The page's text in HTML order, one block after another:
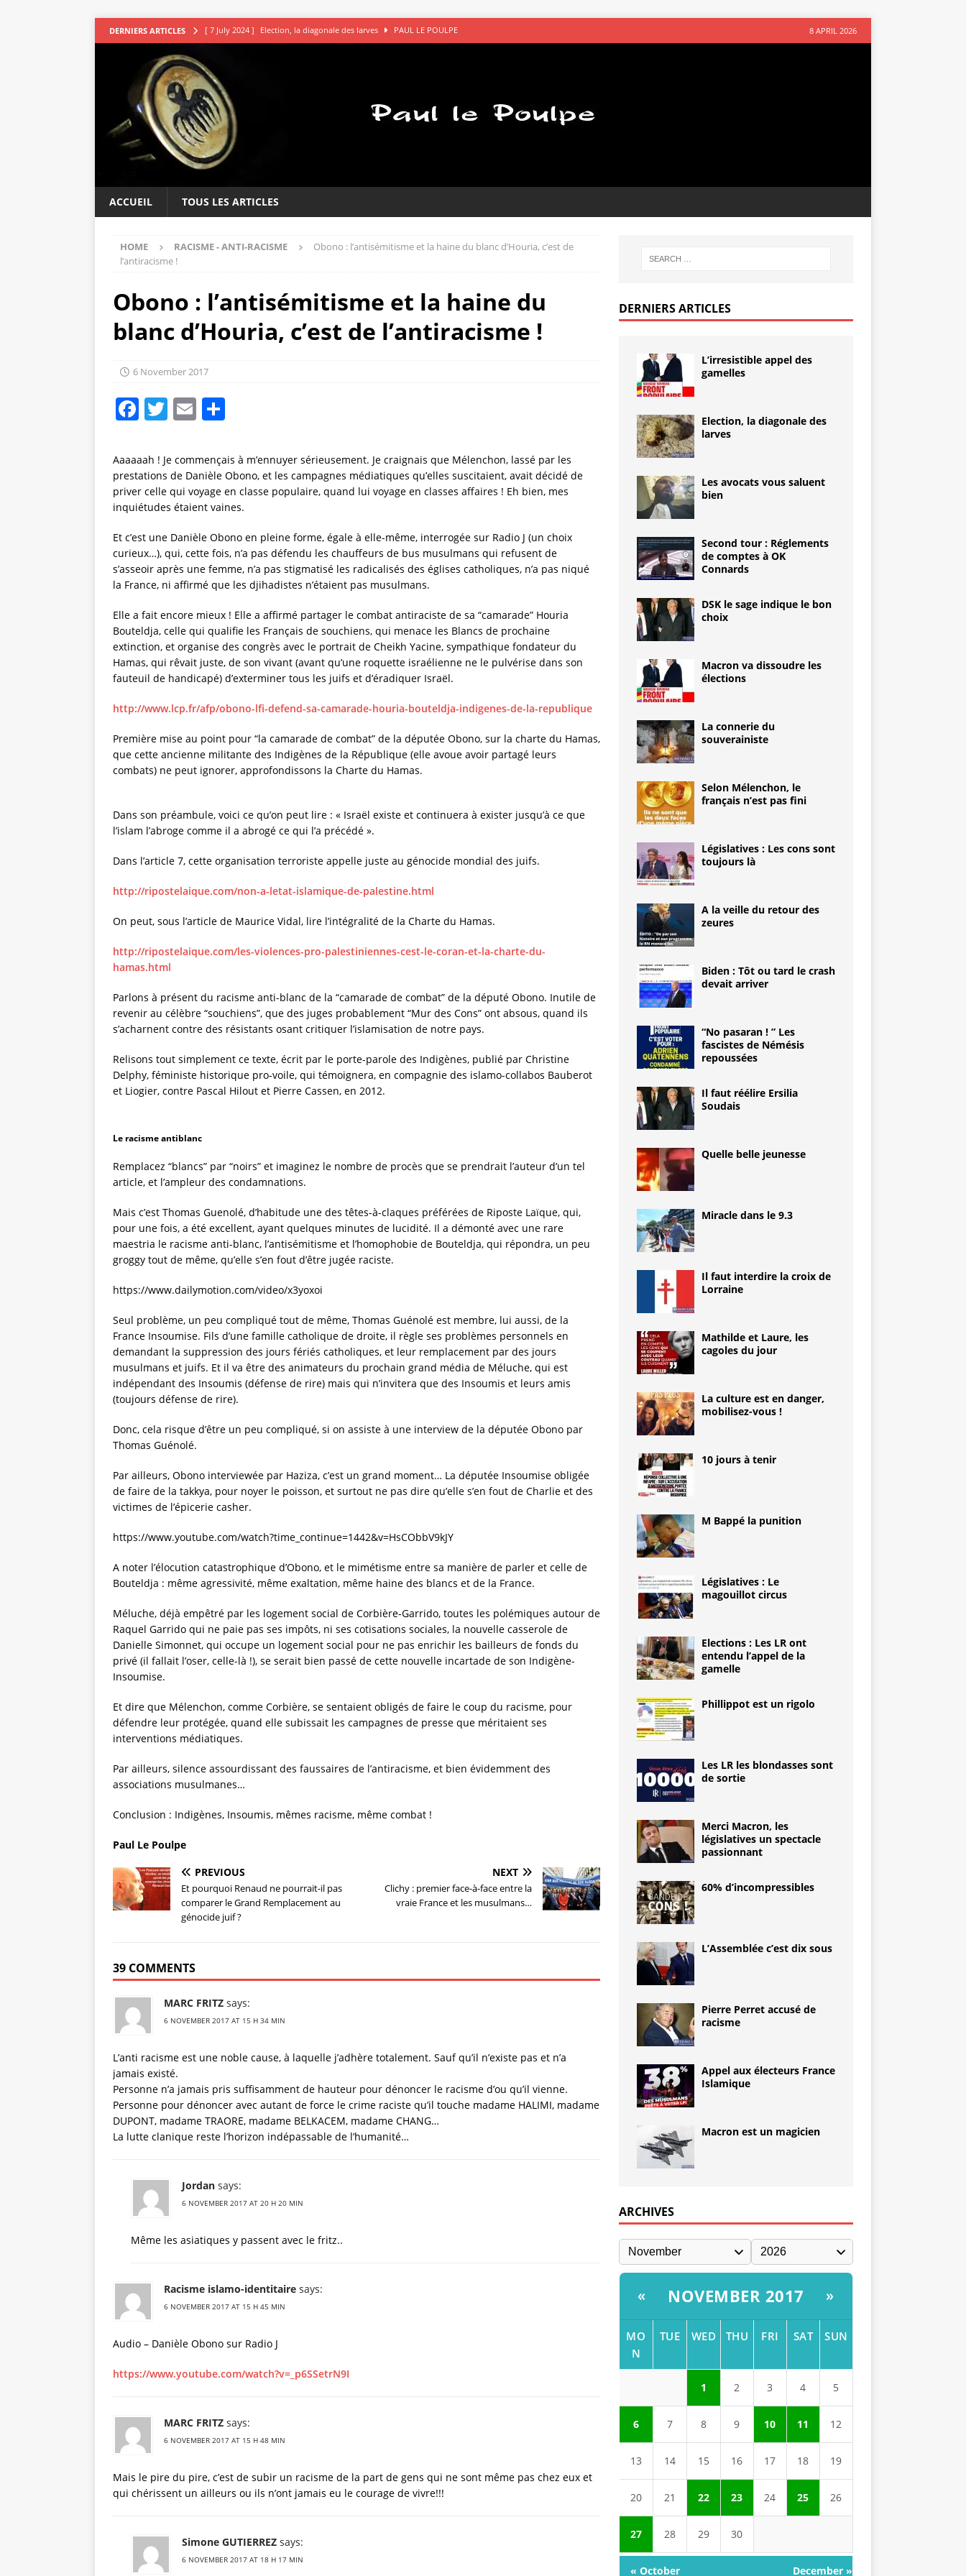
DERNIERS ARTICLES [ 7 July 2024 ] Election, la diagonale des larves PAUL LE POULPE
[ 5 July 2024 ]
[ 4 July 2024 ] DSK le sage indique le bon choix PAUL LE POULPE
[ 9 July 2024 ]
8 APRIL 2026
ACCUEIL TOUS LES ARTICLES
HOME RACISME - ANTI-RACISME
Obono : l’antisémitisme et la haine du blanc d’Houria, c’est de
l’antiracisme !
Obono : l’antisémitisme et la haine du
blanc d’Houria, c’est de l’antiracisme !
6 November 2017
F
c
e
b
o
k
T
it
te
r
E
ai
l
a
re
Aaaaaah ! Je commençais à m’ennuyer sérieusement. Je craignais que Mélenchon, lassé par les
prestations de Danièle Obono, et les campagnes médiatiques qu’elles suscitaient, avait décidé de
priver celle qui voyage en classe populaire, quand lui voyage en classes affaires ! Eh bien, mes
inquiétudes étaient vaines.
Et c’est une Danièle Obono en pleine forme, égale à elle-même, interrogée sur Radio J (un choix
curieux…), qui, cette fois, n’a pas défendu les chauffeurs de bus musulmans qui refusent de
s’asseoir après une femme, n’a pas stigmatisé les radicalisés des églises catholiques, n’a pas niqué
la France, ni affirmé que les djihadistes n’étaient pas musulmans.
Elle a fait encore mieux ! Elle a affirmé partager le combat antiraciste de sa “camarade” Houria
Bouteldja, celle qui qualifie les Français de souchiens, qui menace les Blancs de prochaine
extinction, et organise des congrès avec le portrait de Cheikh Yacine, sympathique fondateur du
Hamas, qui rêvait juste, de son vivant (avant qu’une roquette israélienne ne le pulvérise dans son
fauteuil de handicapé) d’exterminer tous les juifs et d’éradiquer Israël.
http://www.lcp.fr/afp/obono-lfi-defend-sa-camarade-houria-bouteldja-indigenes-de-la-republique
Première mise au point pour “la camarade de combat” de la députée Obono, sur la charte du Hamas,
que cette ancienne militante des Indigènes de la République (elle avoue avoir partagé leurs
combats) ne peut ignorer, approfondissons la Charte du Hamas.
Dans son préambule, voici ce qu’on peut lire : « Israël existe et continuera à exister jusqu’à ce que
l’islam l’abroge comme il a abrogé ce qui l’a précédé ».
Dans l’article 7, cette organisation terroriste appelle juste au génocide mondial des juifs.
http://ripostelaique.com/non-a-letat-islamique-de-palestine.html
On peut, sous l’article de Maurice Vidal, lire l’intégralité de la Charte du Hamas.
http://ripostelaique.com/les-violences-pro-palestiniennes-cest-le-coran-et-la-charte-du-
hamas.html
Parlons à présent du racisme anti-blanc de la “camarade de combat” de la député Obono. Inutile de
revenir au célèbre “souchiens”, que des juges probablement “Mur des Cons” ont absous, quand ils
s’acharnent contre des résistants osant critiquer l’islamisation de notre pays.
Relisons tout simplement ce texte, écrit par le porte-parole des Indigènes, publié par Christine
Delphy, féministe historique pro-voile, qui témoignera, en compagnie des islamo-collabos Bauberot
et Liogier, contre Pascal Hilout et Pierre Cassen, en 2012.
Le racisme antiblanc
Remplacez “blancs” par “noirs” et imaginez le nombre de procès que se prendrait l’auteur d’un tel
article, et l’ampleur des condamnations.
Mais c’est Thomas Guenolé, d’habitude une des têtes-à-claques préférées de Riposte Laïque, qui,
pour une fois, a été excellent, ayant quelques minutes de lucidité. Il a démonté avec une rare
maestria le racisme anti-blanc, l’antisémitisme et l’homophobie de Bouteldja, qui répondra, un peu
groggy tout de même, qu’elle s’en fout d’être jugée raciste.
https://www.dailymotion.com/video/x3yoxoi
Seul problème, un peu compliqué tout de même, Thomas Guénolé est membre, lui aussi, de la
France Insoumise. Fils d’une famille catholique de droite, il règle ses problèmes personnels en
demandant la suppression des jours fériés catholiques, et leur remplacement par des jours
musulmans et juifs. Et il va être des animateurs du prochain grand média de Méluche, qui est
indépendant des Insoumis (défense de rire) mais qui n’invitera que des Insoumis et leurs amis
(toujours défense de rire).
Donc, cela risque d’être un peu compliqué, si on assiste à une interview de la députée Obono par
Thomas Guénolé.
Par ailleurs, Obono interviewée par Haziza, c’est un grand moment… La députée Insoumise obligée
de faire de la takkya, pour noyer le poisson, et surtout ne pas dire qu’elle s’en fout de Charlie et des
victimes de l’épicerie casher.
https://www.youtube.com/watch?time_continue=1442&v=HsCObbV9kJY
A noter l’élocution catastrophique d’Obono, et le mimétisme entre sa manière de parler et celle de
Bouteldja : même agressivité, même exaltation, même haine des blancs et de la France.
Méluche, déjà empêtré par les logement social de Corbière-Garrido, toutes les polémiques autour de
Raquel Garrido qui ne paie pas ses impôts, ni ses cotisations sociales, la nouvelle casserole de
Danielle Simonnet, qui occupe un logement social pour ne pas enrichir les bailleurs de fonds du
privé (il fallait l’oser, celle-là !), se serait bien passé de cette nouvelle incartade de son Indigène-
Insoumise.
Et dire que Mélenchon, comme Corbière, se sentaient obligés de faire le coup du racisme, pour
défendre leur protégée, quand elle subissait les campagnes de presse que méritaient ses
interventions médiatiques.
Par ailleurs, silence assourdissant des faussaires de l’antiracisme, et bien évidemment des
associations musulmanes…
Conclusion : Indigènes, Insoumis, mêmes racisme, même combat !
Paul Le Poulpe
PREVIOUS
Et pourquoi Renaud ne pourrait-il pas
comparer le Grand Remplacement au
génocide juif ?
NEXT
Clichy : premier face-à-face entre la
vraie France et les musulmans…
39 COMMENTS
MARC FRITZ says:
6 NOVEMBER 2017 AT 15 H 34 MIN
L’anti racisme est une noble cause, à laquelle j’adhère totalement. Sauf qu’il n’existe pas et n’a
jamais existé.
Personne n’a jamais pris suffisamment de hauteur pour dénoncer le racisme d’ou qu’il vienne.
Personne pour dénoncer avec autant de force le crime raciste qu’il touche madame HALIMI, madame
DUPONT, madame TRAORE, madame BELKACEM, madame CHANG…
La lutte clanique reste l’horizon indépassable de l’humanité…
Jordan says:
6 NOVEMBER 2017 AT 20 H 20 MIN
Même les asiatiques y passent avec le fritz..
Racisme islamo-identitaire says:
6 NOVEMBER 2017 AT 15 H 45 MIN
Audio – Danièle Obono sur Radio J
https://www.youtube.com/watch?v=_p6SSetrN9I
MARC FRITZ says:
6 NOVEMBER 2017 AT 15 H 48 MIN
Mais le pire du pire, c’est de subir un racisme de la part de gens qui ne sont même pas chez eux et
qui chérissent un ailleurs ou ils n’ont jamais eu le courage de vivre!!!
Simone GUTIERREZ says:
6 NOVEMBER 2017 AT 18 H 17 MIN
DERNIERS ARTICLES
L’irresistible appel des
gamelles
Election, la diagonale des
larves
Les avocats vous saluent
bien
Second tour : Réglements
de comptes à OK
Connards
DSK le sage indique le bon
choix
Macron va dissoudre les
élections
La connerie du
souverainiste
Selon Mélenchon, le
français n’est pas fini
Législatives : Les cons sont
toujours là
A la veille du retour des
zeures
Biden : Tôt ou tard le crash
devait arriver
“No pasaran ! ” Les
fascistes de Némésis
repoussées
Il faut réélire Ersilia
Soudais
Quelle belle jeunesse
Miracle dans le 9.3
Il faut interdire la croix de
Lorraine
Mathilde et Laure, les
cagoles du jour
La culture est en danger,
mobilisez-vous !
10 jours à tenir
M Bappé la punition
Législatives : Le
magouillot circus
Elections : Les LR ont
entendu l’appel de la
gamelle
Phillippot est un rigolo
Les LR les blondasses sont
de sortie
Merci Macron, les
législatives un spectacle
passionnant
60% d’incompressibles
L’Assemblée c’est dix sous
Pierre Perret accusé de
racisme
Appel aux électeurs France
Islamique
Macron est un magicien
ARCHIVES
« NOVEMBER 2017 »
MO
N
TUE WED THU FRI SAT SUN
1 2 3 4 5
6 7 8 9 10 11 12
13 14 15 16 17 18 19
20 21 22 23 24 25 26
27 28 29 30
« October December »